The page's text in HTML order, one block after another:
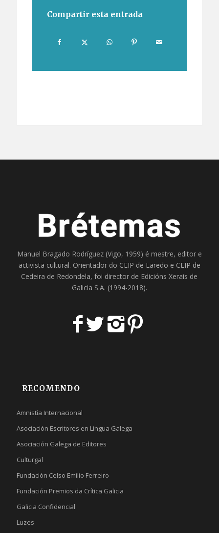
Compartir esta entrada
Manuel Bragado Rodríguez (Vigo, 1959) é mestre, editor e
activista cultural. Orientador do CEIP de Laredo e CEIP de
Cedeira de Redondela, foi director de Edicións Xerais de
Galicia S.A. (1994-2018).
RECOMENDO
Amnistía Internacional
Asociación Escritores en Lingua Galega
Asociación Galega de Editores
Culturgal
Fundación Celso Emilio Ferreiro
Fundación Premios da Crítica Galicia
Galicia Confidencial
Luzes